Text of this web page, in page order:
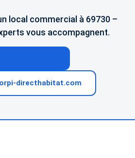
local commercial à 69730 –
vous accompagnent.
directhabitat.com